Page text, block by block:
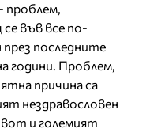
проблем,
във все по-
през последните
години. Проблем,
причина са
нездравословен
и големият